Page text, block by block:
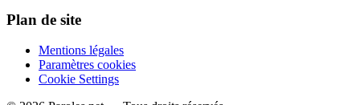
Plan de site
Mentions légales
Paramètres cookies
Cookie Settings